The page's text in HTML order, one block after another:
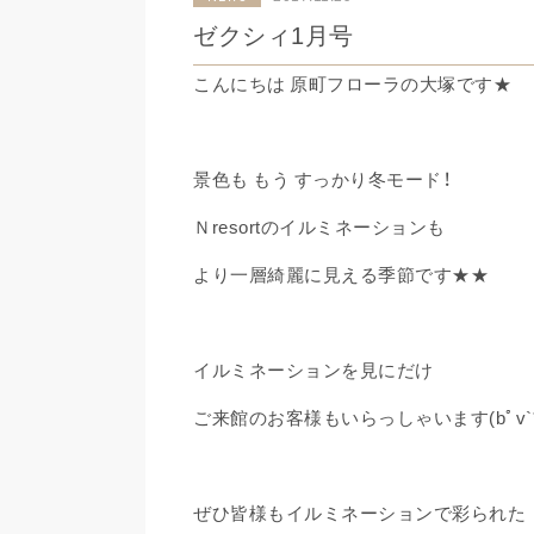
ゼクシィ1月号
こんにちは 原町フローラの大塚です★
景色も もう すっかり冬モード！
Ｎresortのイルミネーションも
より一層綺麗に見える季節です★★
イルミネーションを見にだけ
ご来館のお客様もいらっしゃいます(bﾟ
ぜひ皆様もイルミネーションで彩られた